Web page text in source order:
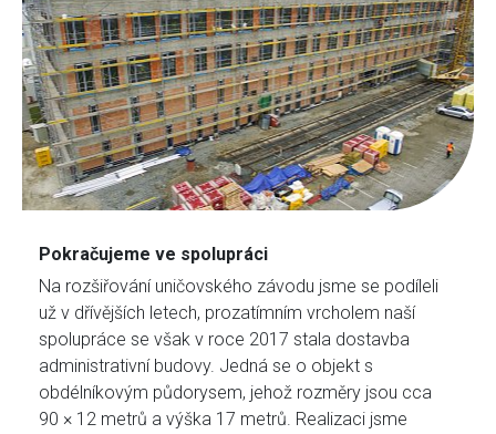
Pokračujeme ve spolupráci
Na rozšiřování uničovského závodu jsme se podíleli
už v dřívějších letech, prozatímním vrcholem naší
spolupráce se však v roce 2017 stala dostavba
administrativní budovy. Jedná se o objekt s
obdélníkovým půdorysem, jehož rozměry jsou cca
90 × 12 metrů a výška 17 metrů. Realizaci jsme